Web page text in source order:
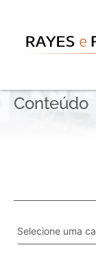
Conteúdo